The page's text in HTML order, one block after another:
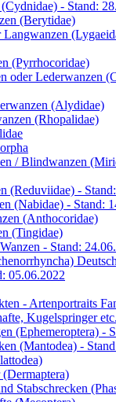
- Stand:
(Berytidae)
(Pyrrhocoridae)
oder Lederwanzen
(Alydidae)
(Rhopalidae)
/ Blindwanzen
(Reduviidae) -
(Nabidae) - Stand:
(Anthocoridae)
(Tingidae)
- Stand:
05.06.2022
- Artenportraits
Kugelspringer
(Ephemeroptera) -
(Mantodea) -
Stabschrecken